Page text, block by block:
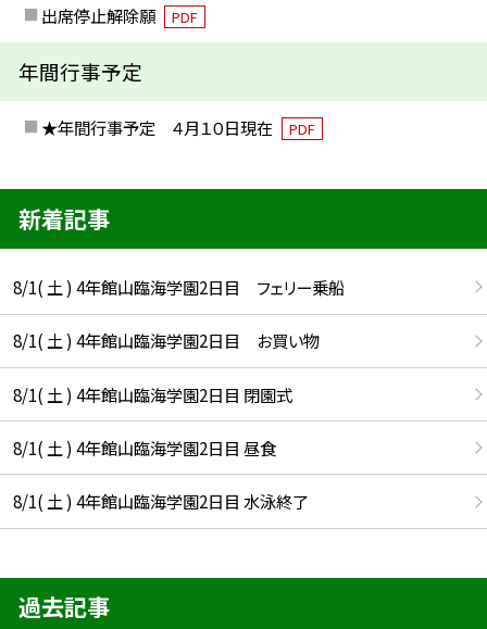
出席停止解除願 PDF
年間行事予定
★年間行事予定 ４月１０日現在 PDF
新着記事
8/1( 土 ) 4年館山臨海学園2日目 フェリー乗船
8/1( 土 ) 4年館山臨海学園2日目 お買い物
8/1( 土 ) 4年館山臨海学園2日目 閉園式
8/1( 土 ) 4年館山臨海学園2日目 昼食
8/1( 土 ) 4年館山臨海学園2日目 水泳終了
過去記事